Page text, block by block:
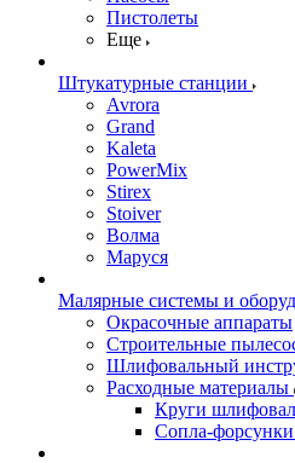
Пистолеты
Еще
Штукатурные станции
Avrora
Grand
Kaleta
PowerMix
Stirex
Stoiver
Волма
Маруся
Малярные системы и
Окрасочные аппараты
Строительные
Шлифовальный
Расходные материалы
Круги
Сопла-форсунки